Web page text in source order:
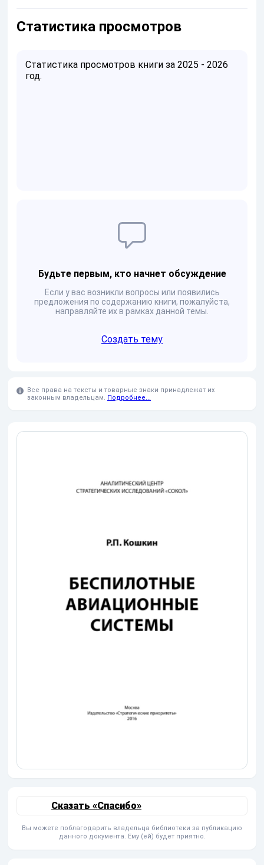
Статистика просмотров
Статистика просмотров книги за 2025 - 2026
год.
Будьте первым, кто начнет обсуждение
Если у вас возникли вопросы или появились
предложения по содержанию книги, пожалуйста,
направляйте их в рамках данной темы.
Создать тему
Все права на тексты и товарные знаки принадлежат их
законным владельцам. Подробнее...
Сказать «Спасибо»
Вы можете поблагодарить владельца библиотеки за публикацию
данного документа. Ему (ей) будет приятно.